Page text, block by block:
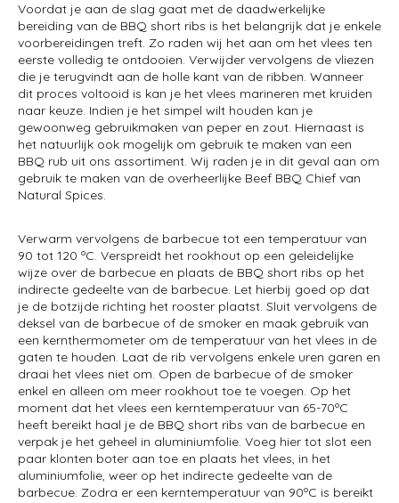
Voordat je aan de slag gaat met de daadwerkelijke
bereiding van de BBQ short ribs is het belangrijk dat je enkele
voorbereidingen treft. Zo raden wij het aan om het vlees ten
eerste volledig te ontdooien. Verwijder vervolgens de vliezen
die je terugvindt aan de holle kant van de ribben. Wanneer
dit proces voltooid is kan je het vlees marineren met kruiden
naar keuze. Indien je het simpel wilt houden kan je
gewoonweg gebruikmaken van peper en zout. Hiernaast is
het natuurlijk ook mogelijk om gebruik te maken van een
BBQ rub uit ons assortiment. Wij raden je in dit geval aan om
gebruik te maken van de overheerlijke Beef BBQ Chief van
Natural Spices.
Verwarm vervolgens de barbecue tot een temperatuur van
90 tot 120 ºC. Verspreidt het rookhout op een geleidelijke
wijze over de barbecue en plaats de BBQ short ribs op het
indirecte gedeelte van de barbecue. Let hierbij goed op dat
je de botzijde richting het rooster plaatst. Sluit vervolgens de
deksel van de barbecue of de smoker en maak gebruik van
een kernthermometer om de temperatuur van het vlees in de
gaten te houden. Laat de rib vervolgens enkele uren garen en
draai het vlees niet om. Open de barbecue of de smoker
enkel en alleen om meer rookhout toe te voegen. Op het
moment dat het vlees een kerntemperatuur van 65-70ºC
heeft bereikt haal je de BBQ short ribs van de barbecue en
verpak je het geheel in aluminiumfolie. Voeg hier tot slot een
paar klonten boter aan toe en plaats het vlees, in het
aluminiumfolie, weer op het indirecte gedeelte van de
barbecue. Zodra er een kerntemperatuur van 90ºC is bereikt